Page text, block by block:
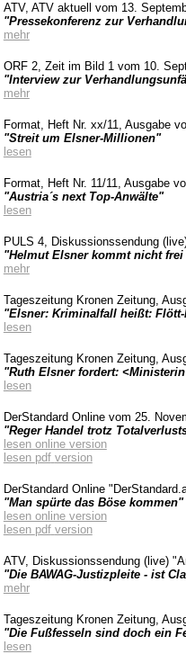
ATV, ATV aktuell vom 13.
"Pressekonferenz zur
mehr
ORF 2, Zeit im Bild 1 vom 10.
"Interview zur
mehr
Format, Heft Nr. xx/11, Ausgabe
"Streit um Elsner-Millionen"
lesen
Format, Heft Nr. 11/11, Ausgabe
"Austria´s nextTop-Anwälte"
lesen
PULS 4, Diskussionssendung
"Helmut Elsner kommt nicht frei
mehr
Tageszeitung Kronen Zeitung,
"Elsner: Kriminalfall heißt: Flött
lesen
Tageszeitung Kronen Zeitung,
"Ruth Elsner fordert:
lesen
DerStandard Online vom 25.
"Reger Handel trotz
lesen online version
lesen pdf version
DerStandard Online
"Man spürte das Böse kommen"
lesen online version
lesen pdf version
ATV, Diskussionssendung (live)
"Die BAWAG-Justizpleite - ist
mehr
Tageszeitung Kronen Zeitung,
"Die Fußfesseln sind doch ein
lesen